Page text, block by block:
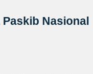
Nasional